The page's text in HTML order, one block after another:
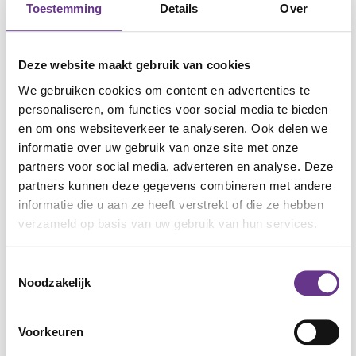
Toestemming Details Over
Deze website maakt gebruik van cookies
We gebruiken cookies om content en advertenties te
personaliseren, om functies voor social media te bieden
en om ons websiteverkeer te analyseren. Ook delen we
informatie over uw gebruik van onze site met onze
partners voor social media, adverteren en analyse. Deze
partners kunnen deze gegevens combineren met andere
informatie die u aan ze heeft verstrekt of die ze hebben
verzameld op basis van uw gebruik van hun services.
Noodzakelijk
Voorkeuren
prettige eigenschappen (valkuilen). Beide horen
bij wie je bent, en dat is oké.
Hoe bouw je het op?
De opbouw van het materiaal is chronologisch:
je werkt van stap 1 naar 2, 3, enzovoort.
Begin bij het werkblad. Hierin wordt verwezen
naar andere werkvormen die je kunt gebruiken
(praatplaat, spel, enz.).
Mensen met een verstandelijke beperking laten
behandel je kort of sla je over.
voordat je iets overslaat.